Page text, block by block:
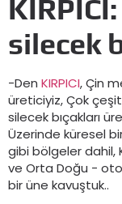
silecek
-Den KIRPICI, Çin
üreticiyiz, Çok
silecek bıçakları
Üzerinde küresel
gibi bölgeler dahil,
ve Orta Doğu -
bir üne kavuştuk..